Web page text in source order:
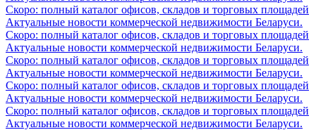
Скоро: полный каталог офисов, складов и торговых площадей
Актуальные новости коммерческой недвижимости Беларуси.
Скоро: полный каталог офисов, складов и торговых площадей
Актуальные новости коммерческой недвижимости Беларуси.
Скоро: полный каталог офисов, складов и торговых площадей
Актуальные новости коммерческой недвижимости Беларуси.
Скоро: полный каталог офисов, складов и торговых площадей
Актуальные новости коммерческой недвижимости Беларуси.
Скоро: полный каталог офисов, складов и торговых площадей
Актуальные новости коммерческой недвижимости Беларуси.